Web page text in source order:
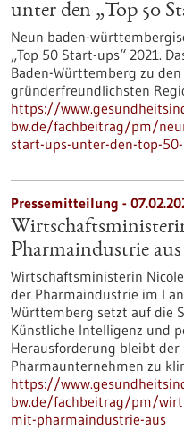
unter den „Top 50
Neun baden-
„Top 50 Start-ups“ 2021.
Baden-Württemberg zu
gründerfreundlichsten
https://
bw.de/fachbeitrag/pm/
start-ups-unter-den-top-
Pressemitteilung -
Pharmaindustrie aus
Wirtschaftsministerin
der Pharmaindustrie im
Württemberg setzt auf die
Künstliche Intelligenz und
Herausforderung bleibt der
Pharmaunternehmen zu
https://
bw.de/fachbeitrag/pm/
mit-pharmaindustrie-aus